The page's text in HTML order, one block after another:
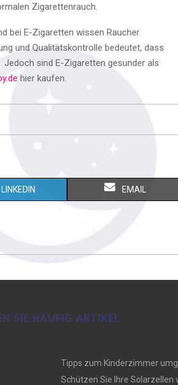
Zigarettenrauch.
bei E-Zigaretten wissen Raucher
und Qualitätskontrolle bedeutet, dass
sind E-Zigaretten gesunder als
hier kaufen.
LINKEDIN EMAIL
SIE HÄUFIG ARTIKEL
Tipps zum Kinderzimmer
Schützen Sie Ihre Solarzellen